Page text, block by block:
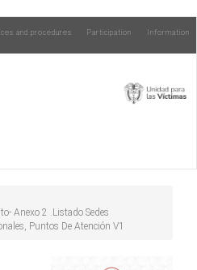
and procedures Participation Information
Anexo 2 .Listado Sedes
Puntos De Atención V1